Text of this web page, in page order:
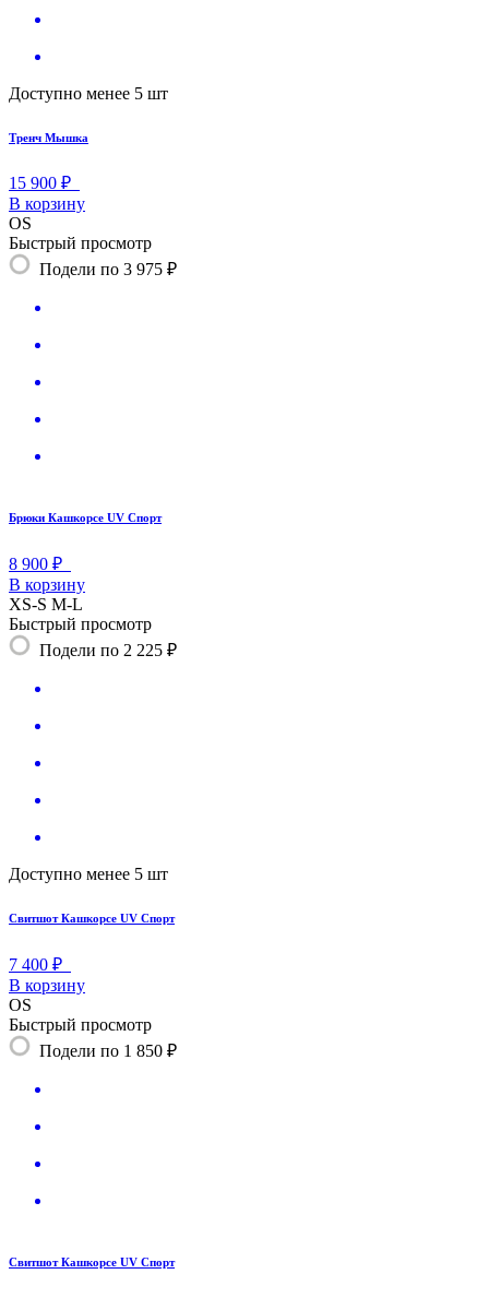
Доступно менее 5 шт
Тренч Мышка
15 900 ₽
В корзину
OS
Быстрый просмотр
Подели по 3 975 ₽
Брюки Кашкорсе UV Спорт
8 900 ₽
В корзину
XS-S M-L
Быстрый просмотр
Подели по 2 225 ₽
Доступно менее 5 шт
Свитшот Кашкорсе UV Спорт
7 400 ₽
В корзину
OS
Быстрый просмотр
Подели по 1 850 ₽
Свитшот Кашкорсе UV Спорт